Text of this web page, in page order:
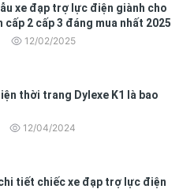
xe đạp trợ lực điện giành cho
cấp 2 cấp 3 đáng mua nhất 2025
12/02/2025
thời trang Dylexe K1 là bao
12/04/2024
chi tiết chiếc xe đạp trợ lực điện